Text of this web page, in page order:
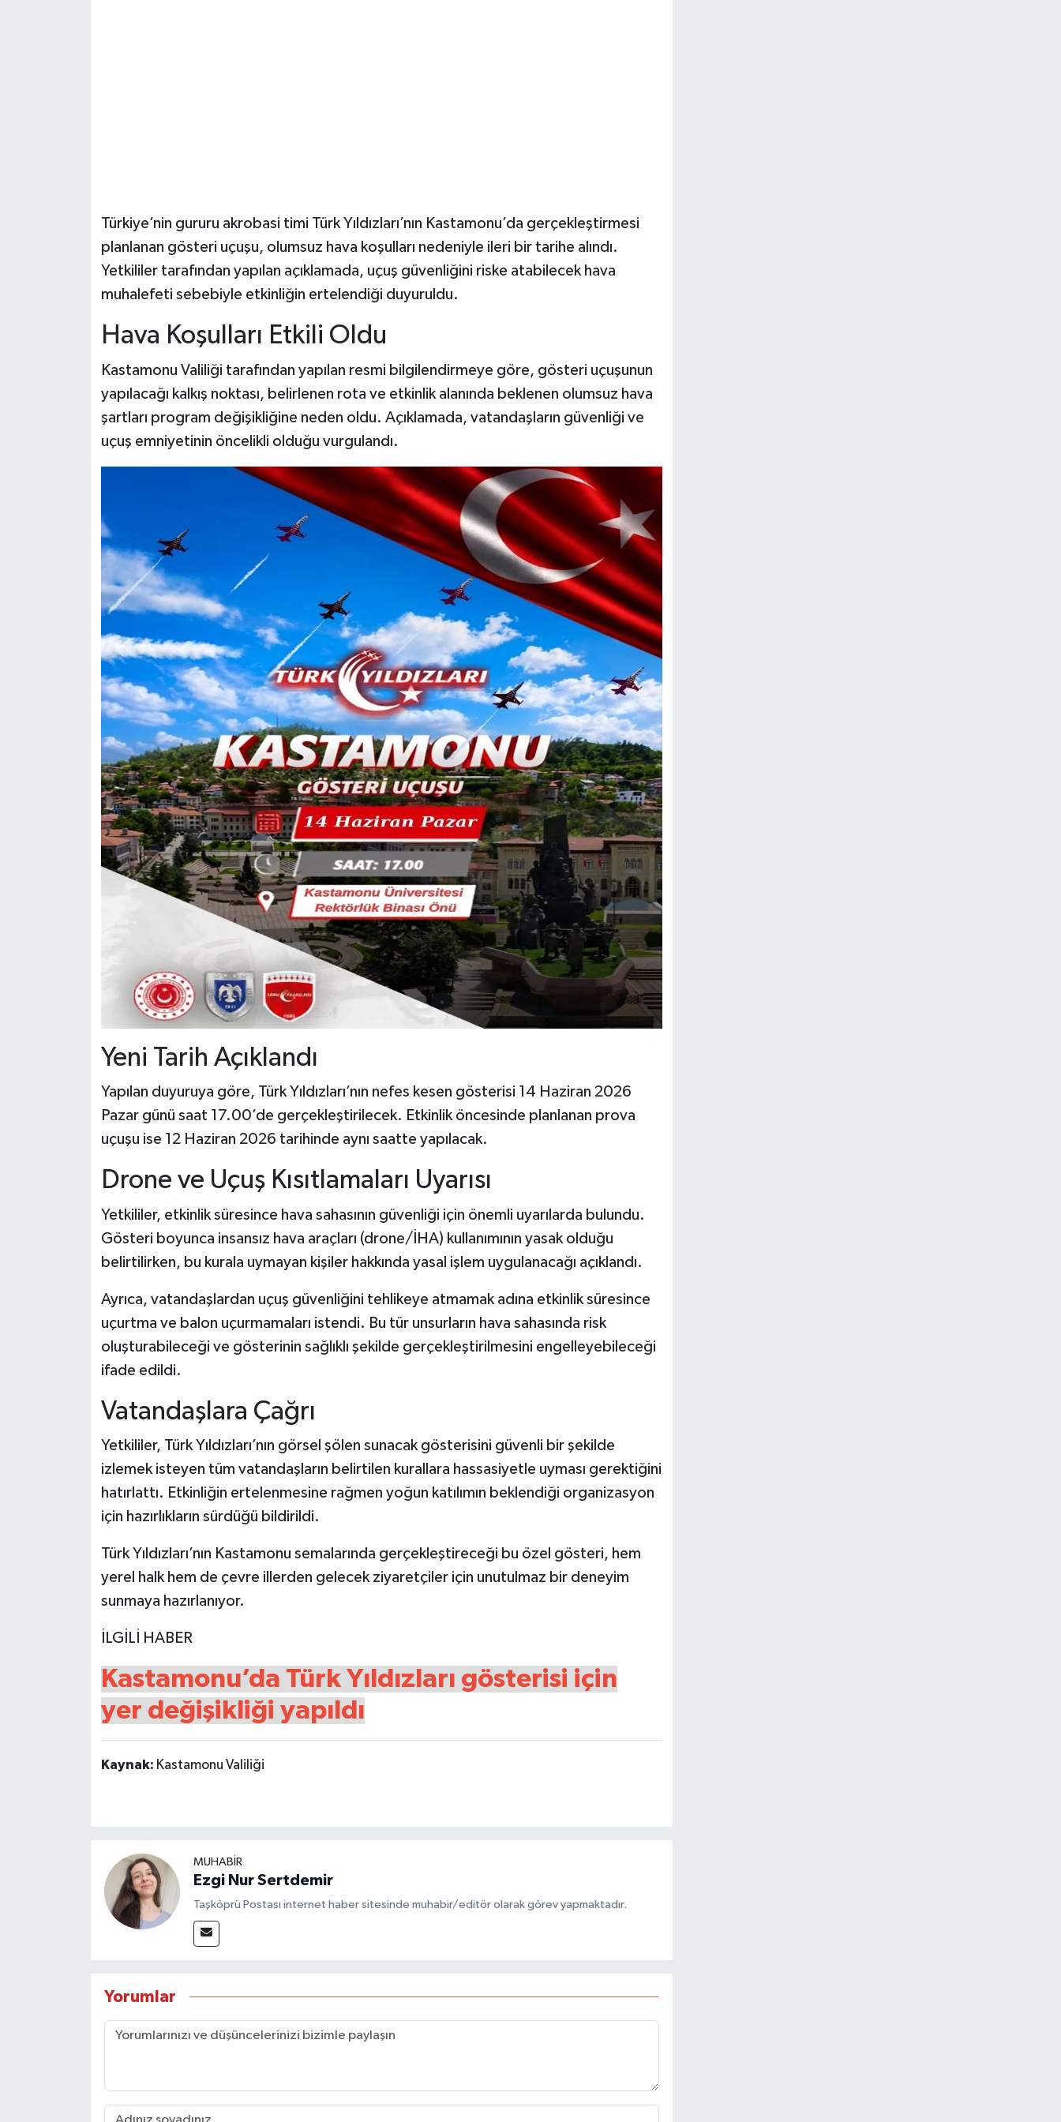
Türkiye’nin gururu akrobasi timi Türk Yıldızları’nın Kastamonu’da gerçekleştirmesi
planlanan gösteri uçuşu, olumsuz hava koşulları nedeniyle ileri bir tarihe alındı.
Yetkililer tarafından yapılan açıklamada, uçuş güvenliğini riske atabilecek hava
muhalefeti sebebiyle etkinliğin ertelendiği duyuruldu.
Hava Koşulları Etkili Oldu
Kastamonu Valiliği tarafından yapılan resmi bilgilendirmeye göre, gösteri uçuşunun
yapılacağı kalkış noktası, belirlenen rota ve etkinlik alanında beklenen olumsuz hava
şartları program değişikliğine neden oldu. Açıklamada, vatandaşların güvenliği ve
uçuş emniyetinin öncelikli olduğu vurgulandı.
Yeni Tarih Açıklandı
Yapılan duyuruya göre, Türk Yıldızları’nın nefes kesen gösterisi 14 Haziran 2026
Pazar günü saat 17.00’de gerçekleştirilecek. Etkinlik öncesinde planlanan prova
uçuşu ise 12 Haziran 2026 tarihinde aynı saatte yapılacak.
Drone ve Uçuş Kısıtlamaları Uyarısı
Yetkililer, etkinlik süresince hava sahasının güvenliği için önemli uyarılarda bulundu.
Gösteri boyunca insansız hava araçları (drone/İHA) kullanımının yasak olduğu
belirtilirken, bu kurala uymayan kişiler hakkında yasal işlem uygulanacağı açıklandı.
Ayrıca, vatandaşlardan uçuş güvenliğini tehlikeye atmamak adına etkinlik süresince
uçurtma ve balon uçurmamaları istendi. Bu tür unsurların hava sahasında risk
oluşturabileceği ve gösterinin sağlıklı şekilde gerçekleştirilmesini engelleyebileceği
ifade edildi.
Vatandaşlara Çağrı
Yetkililer, Türk Yıldızları’nın görsel şölen sunacak gösterisini güvenli bir şekilde
izlemek isteyen tüm vatandaşların belirtilen kurallara hassasiyetle uyması gerektiğini
hatırlattı. Etkinliğin ertelenmesine rağmen yoğun katılımın beklendiği organizasyon
için hazırlıkların sürdüğü bildirildi.
Türk Yıldızları’nın Kastamonu semalarında gerçekleştireceği bu özel gösteri, hem
yerel halk hem de çevre illerden gelecek ziyaretçiler için unutulmaz bir deneyim
sunmaya hazırlanıyor.
İLGİLİ HABER
Kastamonu’da Türk Yıldızları gösterisi için
yer değişikliği yapıldı
Kaynak: Kastamonu Valiliği
MUHABİR
Ezgi Nur Sertdemir
Taşköprü Postası internet haber sitesinde muhabir/editör olarak görev yapmaktadır.
Yorumlar
Ulusal Haberler
Teknoloji Haberleri
Yerel Haberler
Haber Arşivi